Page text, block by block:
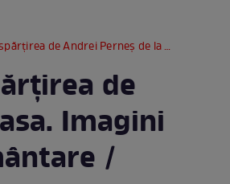
de la Mireasa. Imagini sfâșietoare de la înmormântare / FOTO
de
Imagini
/